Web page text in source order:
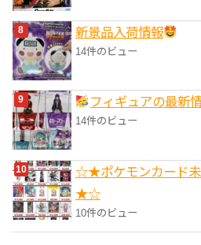
‎新景品入荷情報
14件のビュー
フィギュアの最新
14件のビュー
☆★ポケモンカード未
★☆
10件のビュー